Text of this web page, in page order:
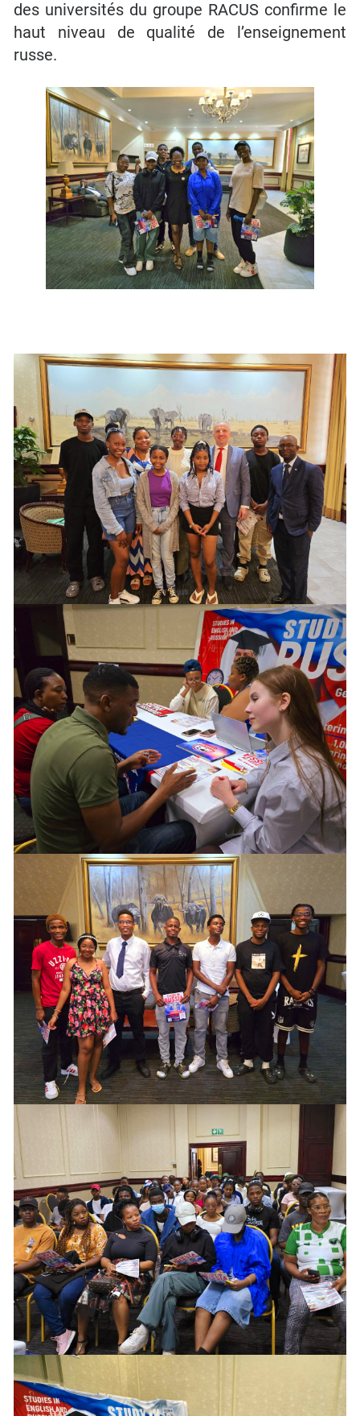
des universités du groupe RACUS confirme le
haut niveau de qualité de l’enseignement
russe.